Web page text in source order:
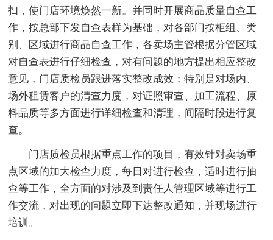
扫，使门店环境焕然一新。并同时开展商品质量自查工
作，按总部下发自查表样为基础，对各部门按柜组、类
别、区域进行商品自查工作，各卖场主管根据分管区域
对自查表进行仔细检查，对有问题的地方提出相应整改
意见，门店质检员跟进落实整改成效；特别是对场内、
场外租赁客户的清查力度，对证照审查、加工流程、原
料品质等多方面进行详细检查和清理，间隔时段进行复
查。
门店质检员根据重点工作的项目，有效针对卖场重
点区域的加大检查力度，每日对进行检查，适时进行抽
查等工作，全方面的对涉及到责任人管理区域等进行工
作交流，对出现的问题立即下达整改通知，并现场进行
培训。